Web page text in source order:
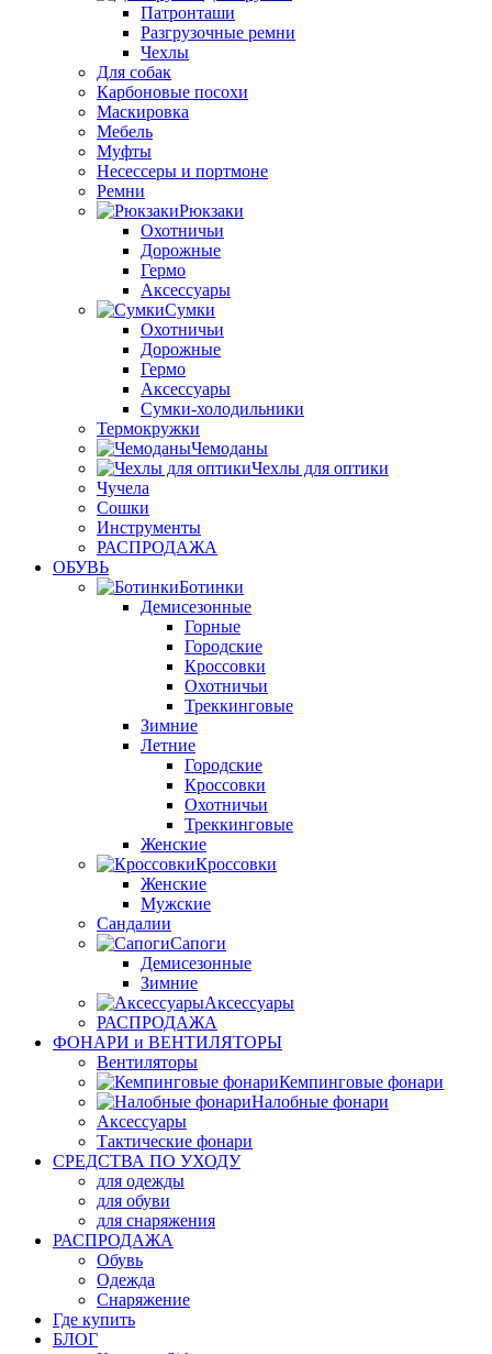
Патронташи
Разгрузочные ремни
Чехлы
Для собак
Карбоновые посохи
Маскировка
Мебель
Муфты
Несессеры и портмоне
Ремни
Рюкзаки
Охотничьи
Дорожные
Гермо
Аксессуары
Сумки
Охотничьи
Дорожные
Гермо
Аксессуары
Сумки-холодильники
Термокружки
Чемоданы
Чехлы для оптики
Чучела
Сошки
Инструменты
РАСПРОДАЖА
ОБУВЬ
Ботинки
Демисезонные
Горные
Городские
Кроссовки
Охотничьи
Треккинговые
Зимние
Летние
Городские
Кроссовки
Охотничьи
Треккинговые
Женские
Кроссовки
Женские
Мужские
Сандалии
Сапоги
Демисезонные
Зимние
Аксессуары
РАСПРОДАЖА
ФОНАРИ и ВЕНТИЛЯТОРЫ
Вентиляторы
Кемпинговые фонари
Налобные фонари
Аксессуары
Тактические фонари
СРЕДСТВА ПО УХОДУ
для одежды
для обуви
для снаряжения
РАСПРОДАЖА
Обувь
Одежда
Снаряжение
Где купить
БЛОГ